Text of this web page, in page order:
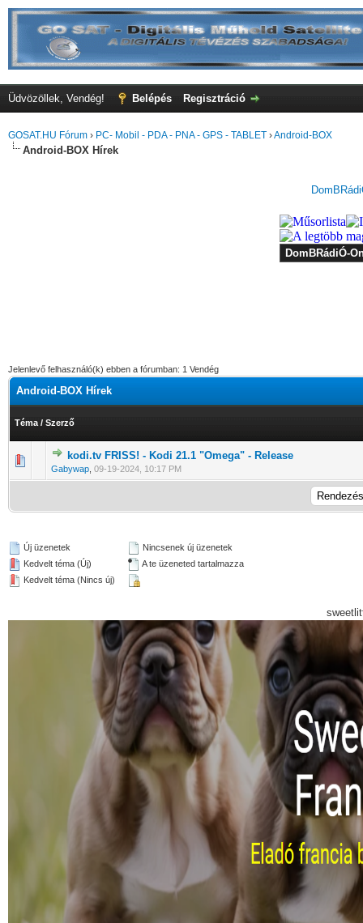
Üdvözöllek, Vendég! Belépés Regisztráció
GOSAT.HU Fórum › PC- Mobil - PDA - PNA - GPS - TABLET ›Android-BOX
Android-BOX Hírek
Jelenlevő felhasználó(k) ebben a fórumban: 1 Vendég
Android-BOX Hírek
Téma / Szerző
kodi.tv FRISS! - Kodi 21.1 "Omega" - Release
Gabywap 09-19-2024, 10:17 PM
0 Szavazat - 0 / 5 átlagban
1234 5
Új üzenetek
Kedvelt téma (Új)
Kedvelt téma (Nincs új)
Nincsenek új üzenetek
A te üzeneted tartalmazza